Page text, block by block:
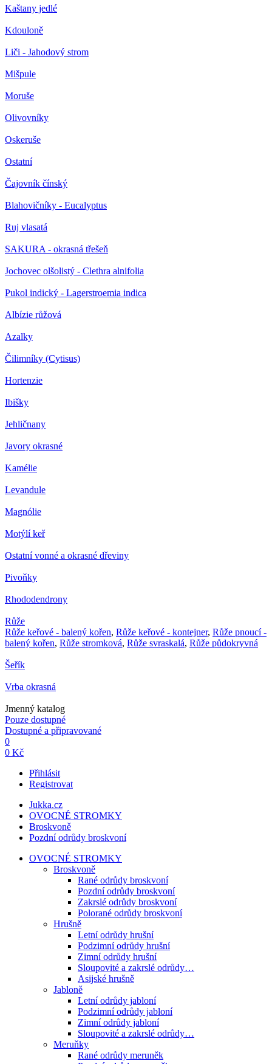
Kaštany jedlé
Kdouloně
Liči - Jahodový strom
Mišpule
Moruše
Olivovníky
Oskeruše
Ostatní
Čajovník čínský
Blahovičníky - Eucalyptus
Ruj vlasatá
SAKURA - okrasná třešeň
Jochovec olšolistý - Clethra alnifolia
Pukol indický - Lagerstroemia indica
Albízie růžová
Azalky
Čilimníky (Cytisus)
Hortenzie
Ibišky
Jehličnany
Javory okrasné
Kamélie
Levandule
Magnólie
Motýlí keř
Ostatní vonné a okrasné dřeviny
Pivoňky
Rhododendrony
Růže
Růže keřové - balený kořen, Růže keřové - kontejner, Růže pnoucí -
balený kořen, Růže stromková, Růže svraskalá, Růže půdokryvná
Šeřík
Vrba okrasná
Jmenný katalog
Pouze dostupné
Dostupné a připravované
0
0 Kč
Přihlásit
Registrovat
Jukka.cz
OVOCNÉ STROMKY
Broskvoně
Pozdní odrůdy broskvoní
OVOCNÉ STROMKY
Broskvoně
Rané odrůdy broskvoní
Pozdní odrůdy broskvoní
Zakrslé odrůdy broskvoní
Polorané odrůdy broskvoní
Hrušně
Letní odrůdy hrušní
Podzimní odrůdy hrušní
Zimní odrůdy hrušní
Sloupovité a zakrslé odrůdy…
Asijské hrušně
Jabloně
Letní odrůdy jabloní
Podzimní odrůdy jabloní
Zimní odrůdy jabloní
Sloupovité a zakrslé odrůdy…
Meruňky
Rané odrůdy meruněk